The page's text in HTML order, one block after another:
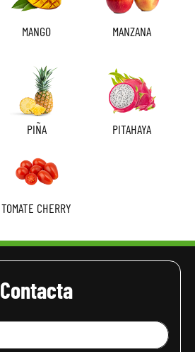
MANGO MANZANA
PIÑA PITAHAYA
TOMATE CHERRY
Contacta